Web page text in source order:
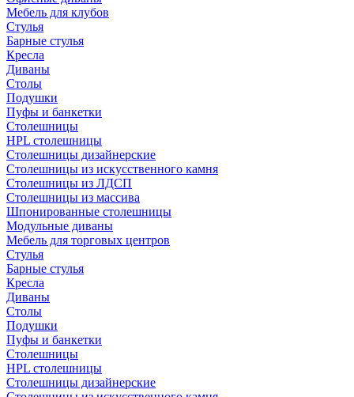
Мебель для клубов
Стулья
Барные стулья
Кресла
Диваны
Столы
Подушки
Пуфы и банкетки
Столешницы
HPL столешницы
Столешницы дизайнерские
Столешницы из искусственного камня
Столешницы из ЛДСП
Столешницы из массива
Шпонированные столешницы
Модульные диваны
Мебель для торговых центров
Стулья
Барные стулья
Кресла
Диваны
Столы
Подушки
Пуфы и банкетки
Столешницы
HPL столешницы
Столешницы дизайнерские